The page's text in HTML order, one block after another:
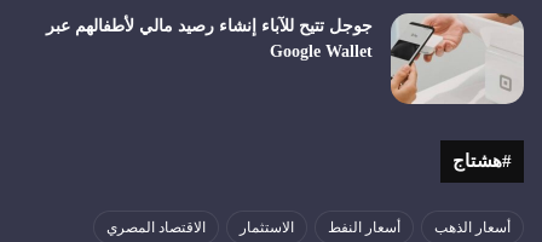
جوجل تتيح للآباء إنشاء رصيد مالي لأطفالهم عبر
Google Wallet
#هشتاج
أسعار الذهب أسعار النفط الاستثمار الاقتصاد المصري